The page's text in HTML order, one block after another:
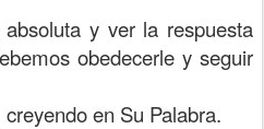
y ver la respuesta
obedecerle y seguir
en Su Palabra.